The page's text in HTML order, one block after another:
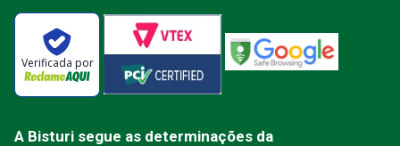
Verificada por
A Bisturi segue as determinações da